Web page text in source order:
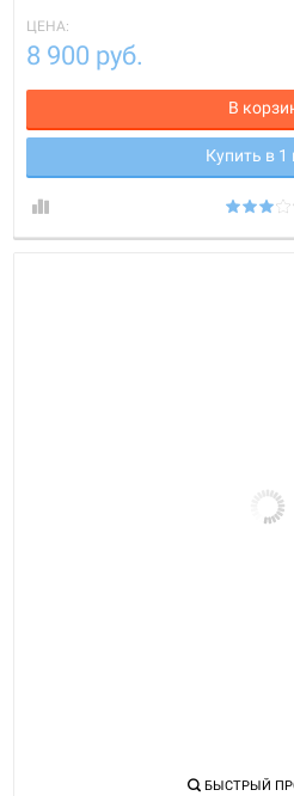
ЦЕНА:
8 900 руб.
В
Купить в 1
БЫСТРЫЙ